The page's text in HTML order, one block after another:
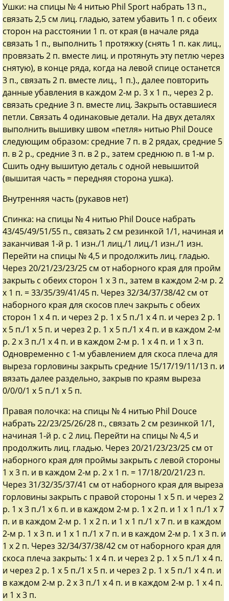
Ушки: на спицы № 4 нитью Phil Sport набрать 13 п.,
связать 2,5 см лиц. гладью, затем убавить 1 п. с обеих
сторон на расстоянии 1 п. от края (в начале ряда
связать 1 п., выполнить 1 протяжку (снять 1 п. как лиц.,
провязать 2 п. вместе лиц. и протянуть эту петлю через
снятую), в конце ряда, когда на левой спице останется
3 п., связать 2 п. вместе лиц., 1 п.)., далее повторить
данные убавления в каждом 2-м р. 3 х 1 п., через 2 р.
связать средние 3 п. вместе лиц. Закрыть оставшиеся
петли. Связать 4 одинаковые детали. На двух деталях
выполнить вышивку швом «петля» нитью Phil Douce
следующим образом: средние 7 п. в 2 рядах, средние 5
п. в 2 р., средние 3 п. в 2 р., затем среднюю п. в 1-м р.
Сшить одну вышитую деталь с одной невышитой
(вышитая часть = передняя сторона ушка).
Внутренняя часть (рукавов нет)
Спинка: на спицы № 4 нитью Phil Douce набрать
43/45/49/51/55 п., связать 2 см резинкой 1/1, начиная и
заканчивая 1-й р. 1 изн./1 лиц./1 лиц./1 изн./1 изн.
Перейти на спицы № 4,5 и продолжить лиц. гладью.
Через 20/21/23/23/25 см от наборного края для пройм
закрыть с обеих сторон 1 х 3 п., затем в каждом 2-м р. 2
х 1 п. = 33/35/39/41/45 п. Через 32/34/37/38/42 см от
наборного края для скосов плеч закрыть с обеих
сторон 1 х 4 п. и через 2 р. 1 х 5 п./1 х 4 п. и через 2 р. 1
х 5 п./1 х 5 п. и через 2 р. 1 х 5 п./1 х 4 п. и в каждом 2-м
р. 2 х 3 п./1 х 4 п. и в каждом 2-м р. 1 х 4 п. и 1 х 3 п.
Одновременно с 1-м убавлением для скоса плеча для
выреза горловины закрыть средние 15/17/19/11/13 п. и
вязать далее раздельно, закрыв по краям выреза
0/0/0/1 х 5 п./1 х 5 п.
Правая полочка: на спицы № 4 нитью Phil Douce
набрать 22/23/25/26/28 п., связать 2 см резинкой 1/1,
начиная 1-й р. с 2 лиц. Перейти на спицы № 4,5 и
продолжить лиц. гладью. Через 20/21/23/23/25 см от
наборного края для проймы закрыть с левой стороны
1 х 3 п. и в каждом 2-м р. 2 х 1 п. = 17/18/20/21/23 п.
Через 31/32/35/37/41 см от наборного края для выреза
горловины закрыть с правой стороны 1 х 5 п. и через 2
р. 1 х 3 п./1 х 6 п. и в каждом 2-м р. 1 х 2 п. и 1 х 1 п./1 х 7
п. и в каждом 2-м р. 1 х 2 п. и 1 х 1 п./1 х 7 п. и в каждом
2-м р. 1 х 3 п. и 1 х 1 п./1 х 7 п. и в каждом 2-м р. 1 х 3 п. и
1 х 2 п. Через 32/34/37/38/42 см от наборного края для
скоса плеча закрыть: 1 х 4 п. и через 2 р. 1 х 5 п./1 х 4 п.
и через 2 р. 1 х 5 п./1 х 5 п. и через 2 р. 1 х 5 п./1 х 4 п. и
в каждом 2-м р. 2 х 3 п./1 х 4 п. и в каждом 2-м р. 1 х 4 п.
и 1 х 3 п.